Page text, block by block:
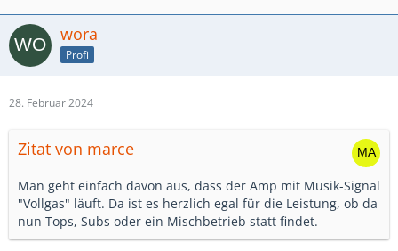
wora
Profi
28. Februar 2024
Zitat von marce
Man geht einfach davon aus, dass der Amp mit Musik-Signal
"Vollgas" läuft. Da ist es herzlich egal für die Leistung, ob da
nun Tops, Subs oder ein Mischbetrieb statt findet.